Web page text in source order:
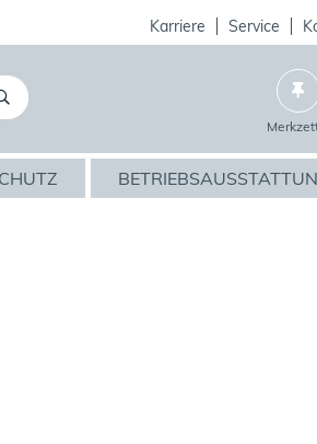
Karriere Service